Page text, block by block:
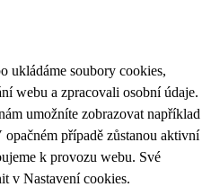
ukládáme soubory cookies,
webu a zpracovali osobní údaje.
umožníte zobrazovat například
případě zůstanou aktivní
k provozu webu. Své
v Nastavení cookies.